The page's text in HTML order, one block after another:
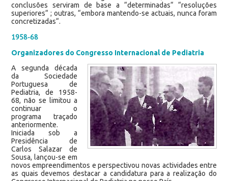
conclusões serviram de base a “determinadas“ “resoluções
superiores“ ; outras, “embora mantendo-se actuais, nunca foram
concretizadas“.
1958-68
Organizadores do Congresso Internacional de Pediatria
A segunda década
da Sociedade
Portuguesa de
Pediatria, de 1958-
68, não se limitou a
continuar o
programa traçado
anteriormente.
Iniciada sob a
Presidência de
Carlos Salazar de
Sousa, lançou-se em
novos empreendimentos e perspectivou novas actividades entre
as quais devemos destacar a candidatura para a realização do